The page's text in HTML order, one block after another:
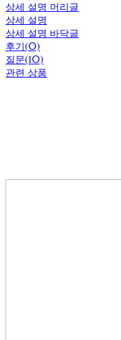
상세 설명 머리글
상세 설명
상세 설명 바닥글
후기(0)
질문(10)
관련 상품